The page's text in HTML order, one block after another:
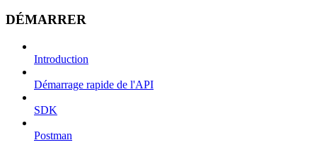
DÉMARRER
Introduction
Démarrage rapide de l'API
SDK
Postman